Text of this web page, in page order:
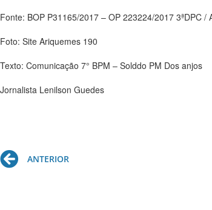
Fonte: BOP P31165/2017 – OP 223224/2017 3ªDPC /
Foto: Site Ariquemes 190
Texto: Comunicação 7° BPM – Solddo PM Dos anjos
Jornalista Lenilson Guedes
Prev
ANTERIOR